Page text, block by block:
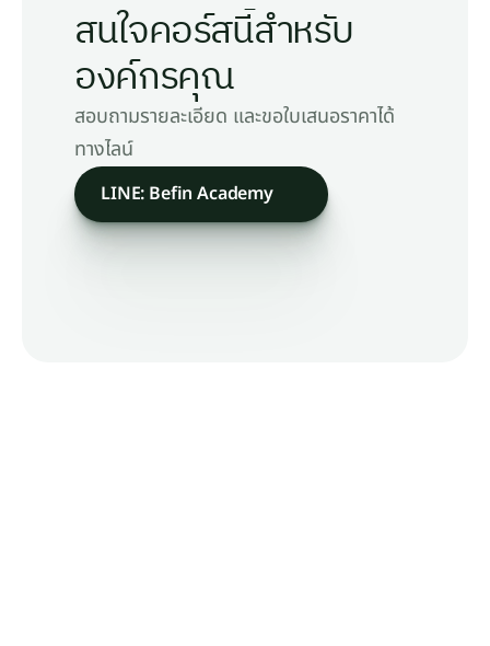
สนใจคอร์สนี้สำหรับ
องค์กรคุณ
สอบถามรายละเอียด และขอใบเสนอราคาได้
ทางไลน์
LINE: Befin Academy